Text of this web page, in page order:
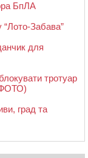
БпЛА
“Лото-Забава”
для
тротуар
град та